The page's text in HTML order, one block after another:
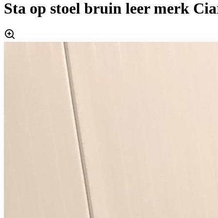
Sta op stoel bruin leer merk